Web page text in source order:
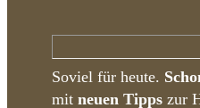
Soviel für heute.
mit neuen Tipps zur